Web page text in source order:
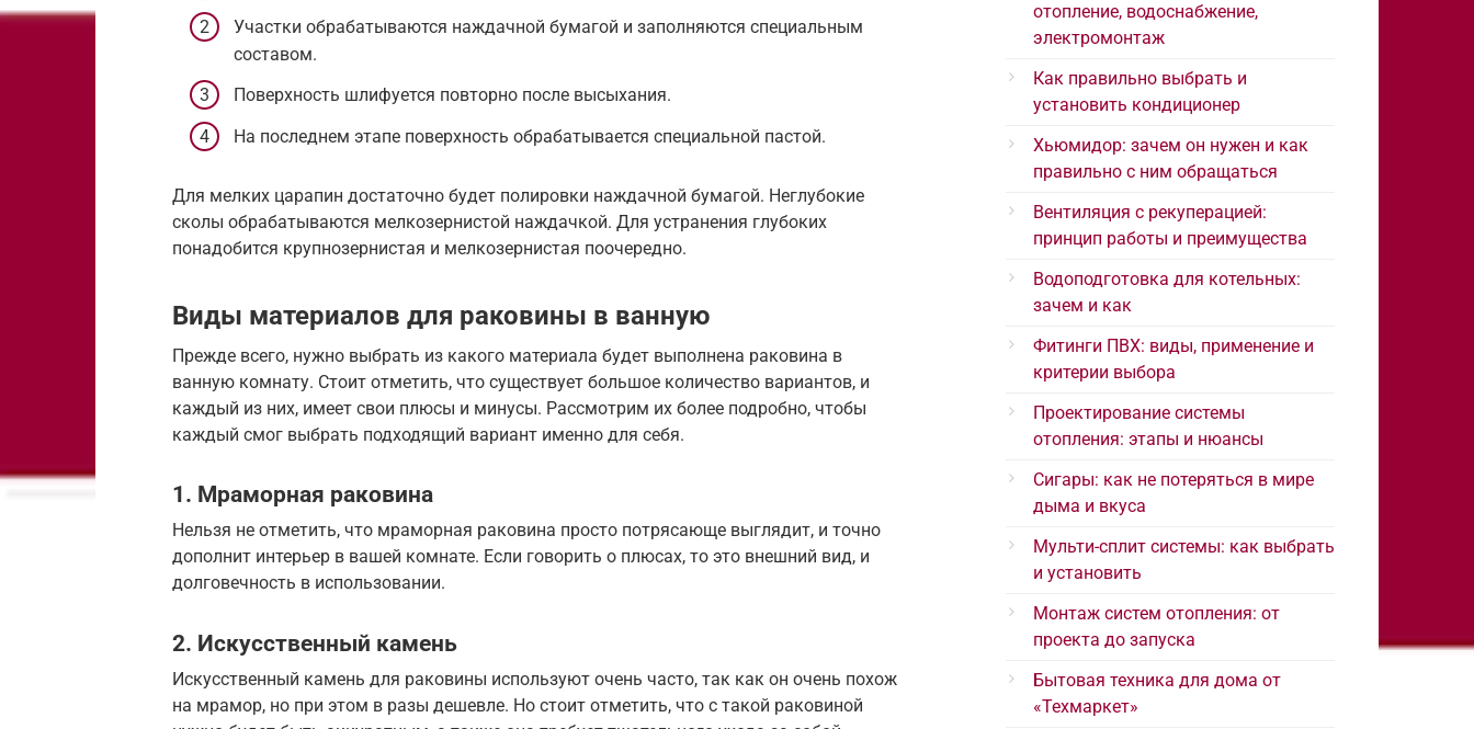
Участки обрабатываются наждачной бумагой и заполняются специальным
составом.
Поверхность шлифуется повторно после высыхания.
На последнем этапе поверхность обрабатывается специальной пастой.
Для мелких царапин достаточно будет полировки наждачной бумагой. Неглубокие
сколы обрабатываются мелкозернистой наждачкой. Для устранения глубоких
понадобится крупнозернистая и мелкозернистая поочередно.
Виды материалов для раковины в ванную
Прежде всего, нужно выбрать из какого материала будет выполнена раковина в
ванную комнату. Стоит отметить, что существует большое количество вариантов, и
каждый из них, имеет свои плюсы и минусы. Рассмотрим их более подробно, чтобы
каждый смог выбрать подходящий вариант именно для себя.
1. Мраморная раковина
Нельзя не отметить, что мраморная раковина просто потрясающе выглядит, и точно
дополнит интерьер в вашей комнате. Если говорить о плюсах, то это внешний вид, и
долговечность в использовании.
2. Искусственный камень
Искусственный камень для раковины используют очень часто, так как он очень похож
на мрамор, но при этом в разы дешевле. Но стоит отметить, что с такой раковиной
отопление, водоснабжение,
электромонтаж
Как правильно выбрать и
установить кондиционер
Хьюмидор: зачем он нужен и как
правильно с ним обращаться
Вентиляция с рекуперацией:
принцип работы и преимущества
Водоподготовка для котельных:
зачем и как
Фитинги ПВХ: виды, применение и
критерии выбора
Проектирование системы
отопления: этапы и нюансы
Сигары: как не потеряться в мире
дыма и вкуса
Мульти-сплит системы: как выбрать
и установить
Монтаж систем отопления: от
проекта до запуска
Бытовая техника для дома от
«Техмаркет»